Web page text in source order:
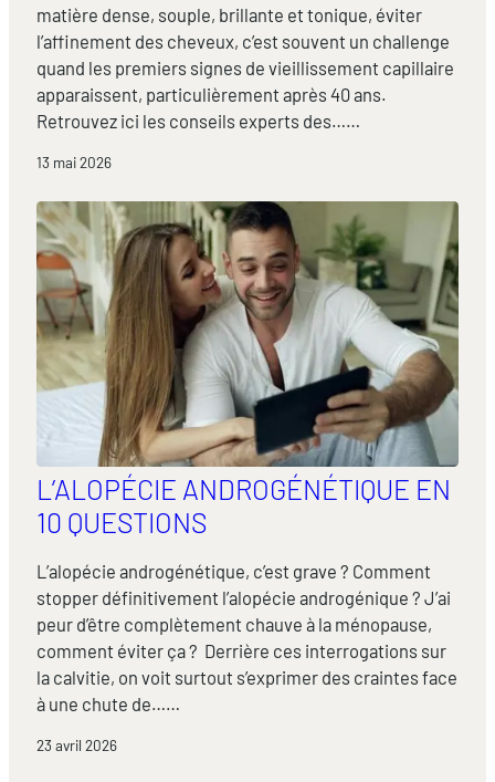
matière dense, souple, brillante et tonique, éviter
l’affinement des cheveux, c’est souvent un challenge
quand les premiers signes de vieillissement capillaire
apparaissent, particulièrement après 40 ans.
Retrouvez ici les conseils experts des……
13 mai 2026
L’ALOPÉCIE ANDROGÉNÉTIQUE EN
10 QUESTIONS
L’alopécie androgénétique, c’est grave ? Comment
stopper définitivement l’alopécie androgénique ? J’ai
peur d’être complètement chauve à la ménopause,
comment éviter ça ? Derrière ces interrogations sur
la calvitie, on voit surtout s’exprimer des craintes face
à une chute de……
23 avril 2026